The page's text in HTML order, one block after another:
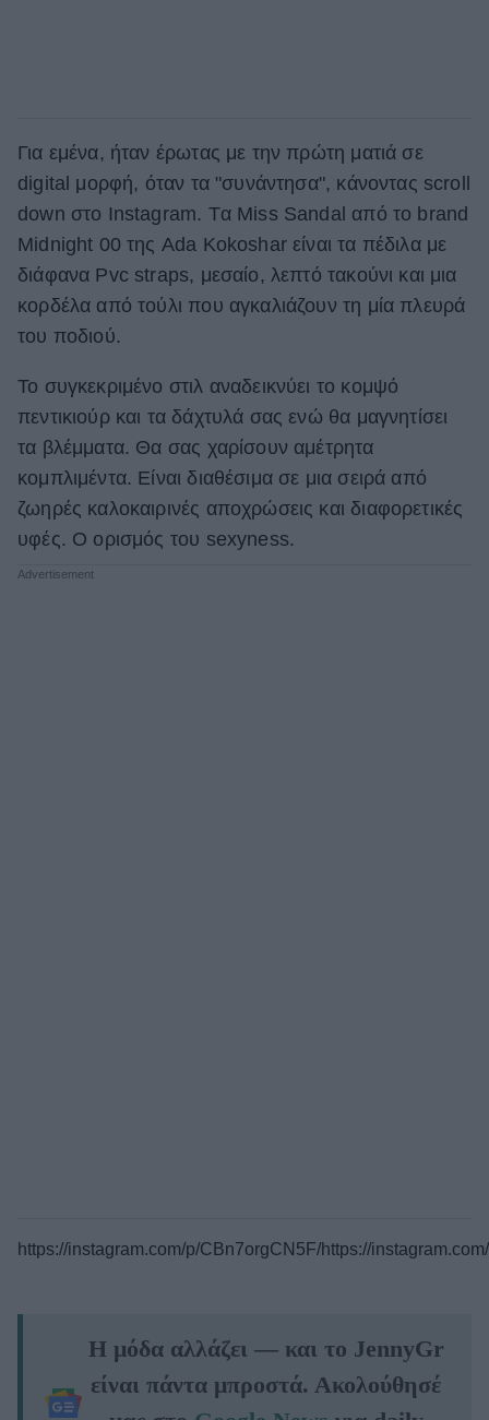
Για εμένα, ήταν έρωτας με την πρώτη ματιά σε
digital μορφή, όταν τα "συνάντησα", κάνοντας scroll
down στο Instagram. Tα Miss Sandal από το brand
Midnight 00 της Ada Kokoshar είναι τα πέδιλα με
διάφανα Pvc straps, μεσαίο, λεπτό τακούνι και μια
κορδέλα από τούλι που αγκαλιάζουν τη μία πλευρά
του ποδιού.
Το συγκεκριμένο στιλ αναδεικνύει το κομψό
πεντικιούρ και τα δάχτυλά σας ενώ θα μαγνητίσει
τα βλέμματα. Θα σας χαρίσουν αμέτρητα
κομπλιμέντα. Είναι διαθέσιμα σε μια σειρά από
ζωηρές καλοκαιρινές αποχρώσεις και διαφορετικές
υφές. Ο ορισμός του sexyness.
https://instagram.com/p/CBn7orgCN5F/https://
Η μόδα αλλάζει — και το JennyGr
είναι πάντα μπροστά. Ακολούθησέ